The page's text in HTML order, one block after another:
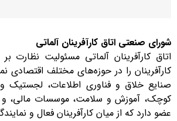
شورای صنعتی اتاق کارآفرینان آلماتی
کارآفرینان را در حوزه‌های مختلف
صنایع خلاق و فناوری اطلاعات،
عضو دارد که از میان کارآفرینان فعال و